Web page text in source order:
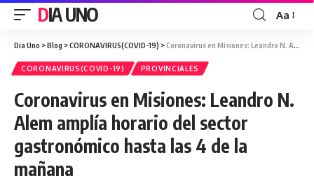
DIA UNO Aa
Dia Uno >Blog >CORONAVIRUS(COVID-19) >Coronavirus en Misiones: Leandro N. Alem amplía horario del sector gastronómico hasta las 4 de la mañana
CORONAVIRUS(COVID-19) PROVINCIALES
Coronavirus en Misiones: Leandro N.
Alem amplía horario del sector
gastronómico hasta las 4 de la
mañana